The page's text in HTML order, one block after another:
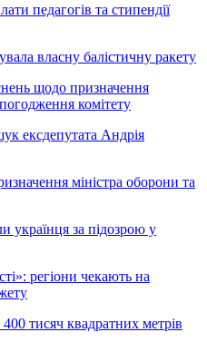
педагогів та стипендії
власну балістичну ракету
щодо призначення
комітету
ексдепутата Андрія
міністра оборони та
українця за підозрою у
регіони чекають на
тисяч квадратних метрів